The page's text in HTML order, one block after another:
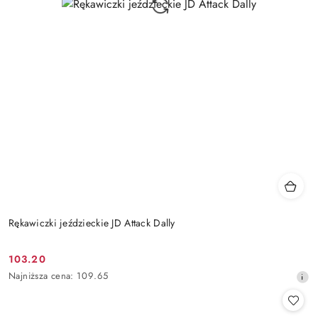
Rękawiczki jeździeckie JD Attack Dally
Cena
promocyjna:
103.20
Najniższa
Najniższa cena: 109.65